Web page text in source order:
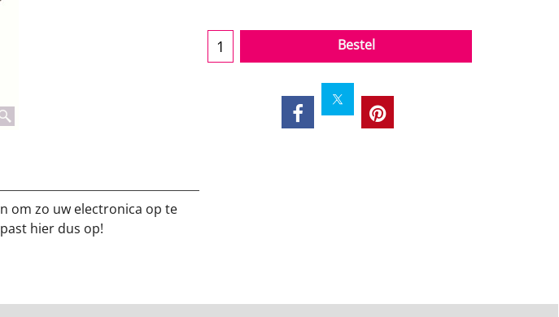
Bestel
om zo uw electronica op te
hier dus op!